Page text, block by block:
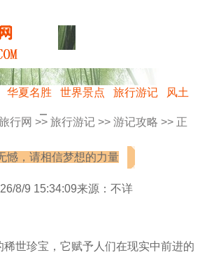
华夏名胜 世界景点 旅行游记
风土
行网 >> 旅行游记 >> 游记攻略 >> 正
憾，请相信梦想的力量
8/9 15:34:09来源：不详
世珍宝，它赋予人们在现实中前进的